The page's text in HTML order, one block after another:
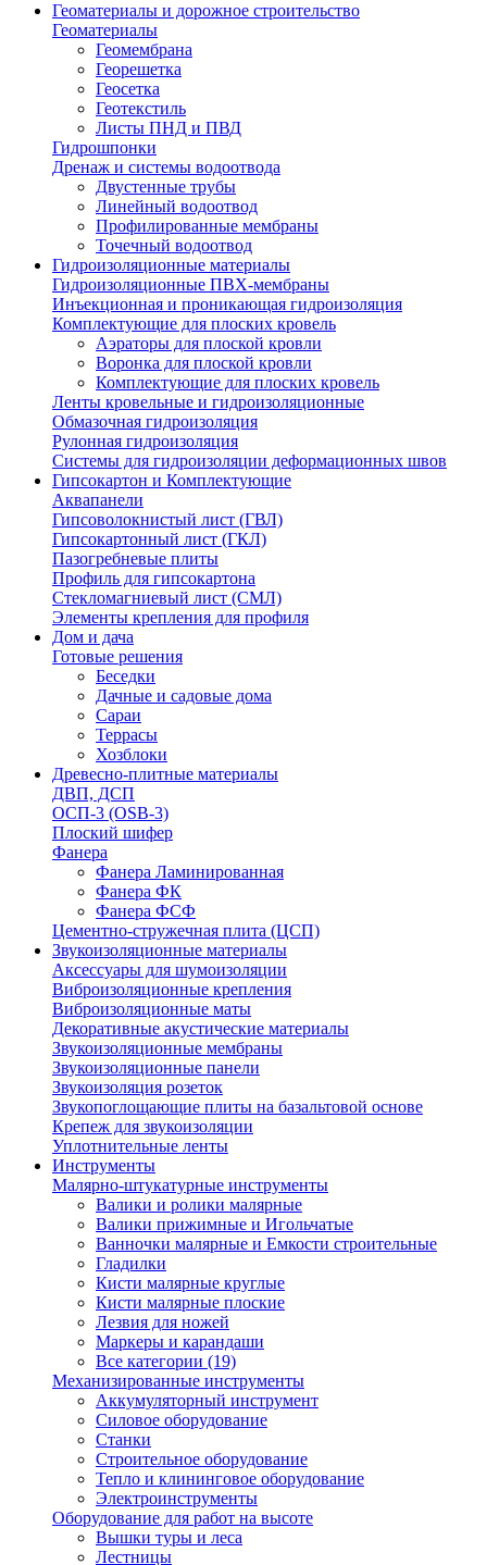
Геоматериалы и дорожное строительство
Геоматериалы
Геомембрана
Георешетка
Геосетка
Геотекстиль
Листы ПНД и ПВД
Гидрошпонки
Дренаж и системы водоотвода
Двустенные трубы
Линейный водоотвод
Профилированные мембраны
Точечный водоотвод
Гидроизоляционные материалы
Гидроизоляционные ПВХ-мембраны
Инъекционная и проникающая гидроизоляция
Комплектующие для плоских кровель
Аэраторы для плоской кровли
Воронка для плоской кровли
Комплектующие для плоских кровель
Ленты кровельные и гидроизоляционные
Обмазочная гидроизоляция
Рулонная гидроизоляция
Системы для гидроизоляции деформационных швов
Гипсокартон и Комплектующие
Аквапанели
Гипсоволокнистый лист (ГВЛ)
Гипсокартонный лист (ГКЛ)
Пазогребневые плиты
Профиль для гипсокартона
Стекломагниевый лист (СМЛ)
Элементы крепления для профиля
Дом и дача
Готовые решения
Беседки
Дачные и садовые дома
Сараи
Террасы
Хозблоки
Древесно-плитные материалы
ДВП, ДСП
ОСП-3 (OSB-3)
Плоский шифер
Фанера
Фанера Ламинированная
Фанера ФК
Фанера ФСФ
Цементно-стружечная плита (ЦСП)
Звукоизоляционные материалы
Аксессуары для шумоизоляции
Виброизоляционные крепления
Виброизоляционные маты
Декоративные акустические материалы
Звукоизоляционные мембраны
Звукоизоляционные панели
Звукоизоляция розеток
Звукопоглощающие плиты на базальтовой основе
Крепеж для звукоизоляции
Уплотнительные ленты
Инструменты
Малярно-штукатурные инструменты
Валики и ролики малярные
Валики прижимные и Игольчатые
Ванночки малярные и Емкости строительные
Гладилки
Кисти малярные круглые
Кисти малярные плоские
Лезвия для ножей
Маркеры и карандаши
Все категории (19)
Механизированные инструменты
Аккумуляторный инструмент
Силовое оборудование
Станки
Строительное оборудование
Тепло и клининговое оборудование
Электроинструменты
Оборудование для работ на высоте
Вышки туры и леса
Лестницы